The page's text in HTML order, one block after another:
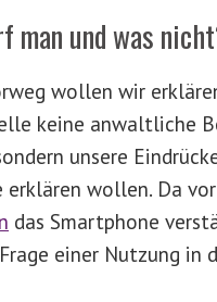
man und was
wollen wir
keine anwaltliche
unsere
erklären wollen. Da
das Smartphone
einer Nutzung in